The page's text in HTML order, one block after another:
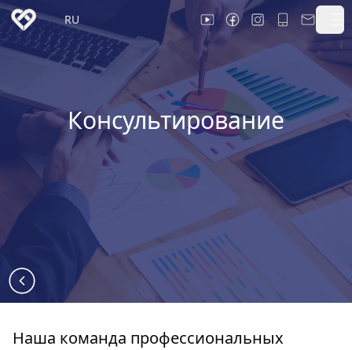
RU
Консультирование
Наша команда профессиональных